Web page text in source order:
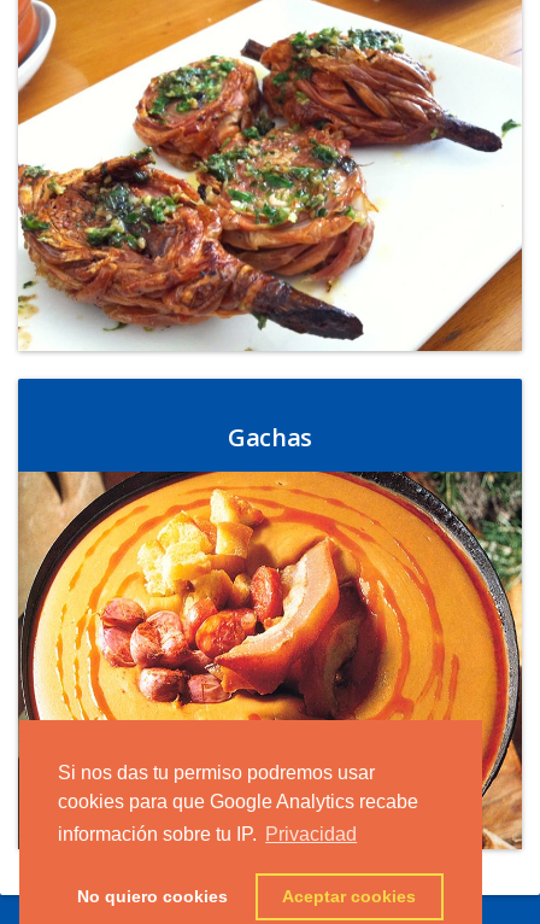
Si nos das tu permiso podremos usar
cookies para que Google Analytics recabe
información sobre tu IP. Privacidad
No quiero cookies Aceptar cookies
Gachas